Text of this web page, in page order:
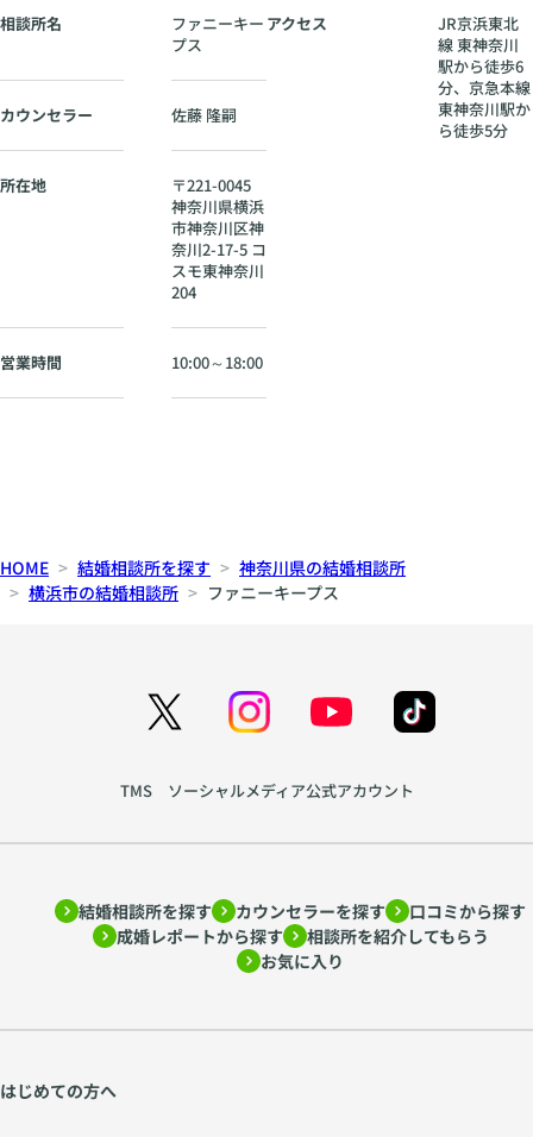
駅
徒
分
歩
6
、
本
東
神
奈
川
駅
ら
徒
歩
5
相談所名
ファニーキー
プス
カウンセラー 佐藤 隆嗣
所在地 〒221-0045
神奈川県横浜
市神奈川区神
奈川2-17-5 コ
スモ東神奈川
204
営業時間 10:00～18:00
アクセス
JR京浜東北
線 東神奈川
駅から徒歩6
分、京急本線
東神奈川駅か
ら徒歩5分
HOME 結婚相談所を探す
神奈川県の結婚相談所
横浜市の結婚相談所
ファニーキープス
TMS ソーシャルメディア公式アカウント
結婚相談所を探す カウンセラーを探す
口コミから探す
成婚レポートから探す
相談所を紹介してもらう
お気に入り
はじめての方へ